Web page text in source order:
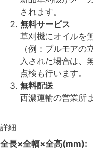
されます。
無料サービス
草刈機にオイルを
（例：ブルモア
入された場合は、
点検も行います。
無料配送
西濃運輸の営業所
詳細
全長×全幅×全高(mm)